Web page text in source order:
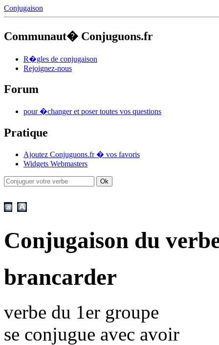
Conjugaison
Communaut� Conjuguons.fr
R�gles de conjugaison
Rejoignez-nous
Forum
pour �changer et poser toutes vos questions
Pratique
Ajoutez Conjuguons.fr � vos favoris
Widgets Webmasters
Conjugaison du
brancarder
verbe du 1er groupe
se conjugue avec avoir